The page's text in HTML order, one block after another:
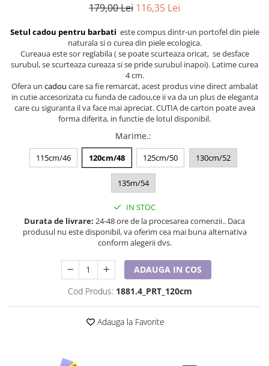
Colectia Disney
Sticlă pentru apa Personalizată
Sepci personalizate
Seturi cadou pentru copii KID's Collection
Lenjerii de pat pentru copii
Cadouri Cuplu
Pijamale de CRACIUN
Pijamale de dama
WINTER Collection
Seturi elegante femei
Pijamale de copii
Pijamale BIG SIZE femei
Tricouri de craciun
179,00 Lei 116,35 Lei
Setul cadou pentru barbati este compus dintr-un portofel din piele
naturala si o curea din piele ecologica.
Cureaua este sor reglabila ( se poate scurteaza oricat, se desface
surubul, se scurteaza cureaza si se pride surubul inapoi). Latime curea
4 cm.
Ofera un cadou care sa fie remarcat, acest produs vine direct ambalat
in cutie accesorizata cu funda de cadou,ce ii va da un plus de eleganta
care cu siguranta il va face mai apreciat. CUTIA de carton poate avea
forma diferita, in functie de lotul disponibil.
Marime.:
115cm/46 120cm/48 125cm/50 130cm/52
135m/54
IN STOC
Durata de livrare: 24-48 ore de la procesarea comenzii.. Daca
produsul nu este disponibil, va oferim cea mai buna alternativa
conform alegerii dvs.
ADAUGA IN COS
Cod Produs: 1881.4_PRT_120cm
Adauga la Favorite